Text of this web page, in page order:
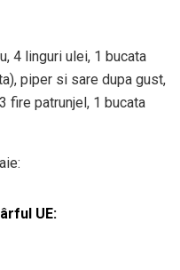
4 linguri ulei, 1 bucata
piper si sare dupa gust,
fire patrunjel, 1 bucata
UE: